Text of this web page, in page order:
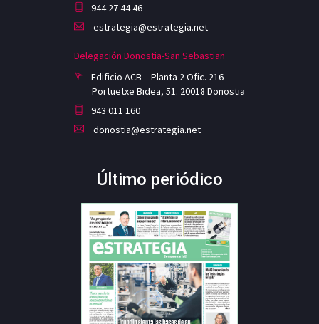
944 27 44 46
estrategia@estrategia.net
Delegación Donostia-San Sebastian
Edificio ACB – Planta 2 Ofic. 216
Portuetxe Bidea, 51. 20018 Donostia
943 011 160
donostia@estrategia.net
Último periódico